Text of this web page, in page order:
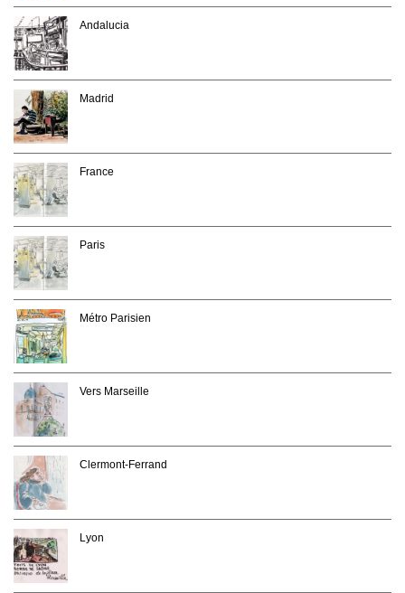
Andalucia
Madrid
France
Paris
Métro Parisien
Vers Marseille
Clermont-Ferrand
Lyon